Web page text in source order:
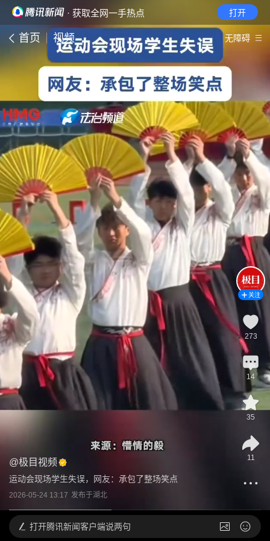
· 获取全网一手热点 打开
首页 视频 无障碍
@极目视频
运动会现场学生失误，网友：承包了整场笑点
2026-05-24 13:17 发布于湖北
关注
273
14
35
11
打开腾讯新闻客户端说两句